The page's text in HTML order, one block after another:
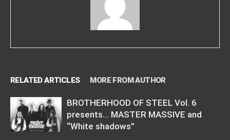
RELATED ARTICLES MORE FROM AUTHOR
BROTHERHOOD OF STEEL Vol. 6
presents… MASTER MASSIVE and
“White shadows”